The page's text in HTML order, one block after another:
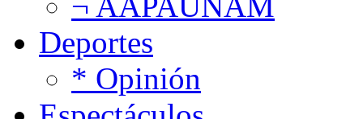
Deportes
* Opinión